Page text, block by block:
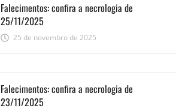
Falecimentos: confira a necrologia de
25/11/2025
25 de novembro de 2025
Falecimentos: confira a necrologia de
23/11/2025